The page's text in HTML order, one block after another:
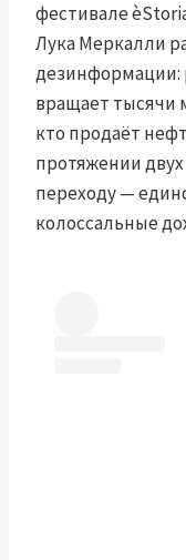
фестивале
Лука Меркалли
дезинформации:
вращает тысячи
кто продаёт
протяжении
переходу —
колоссальные